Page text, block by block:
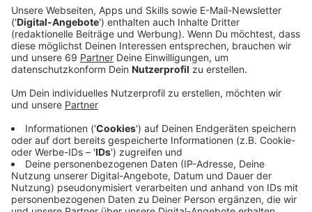
Annalena Baerbock von den Grünen und Armin Laschet
von der CDU statt.
Anzeige
Politikwissenschaftler Klaus Schubert von der Uni
Münster ist froh, dass die ganzen TV-Trielle jetzt
vorbei sind: "Inzwischen reicht das. Ich bin froh, dass
wir nur noch eine Woche haben bis zur
Bundestagswahl. Die Trielle haben ordentlich Schwung
in den Wahlkampf gebracht, sie waren ein gutes
Format. Aber jetzt ist es auch gut."